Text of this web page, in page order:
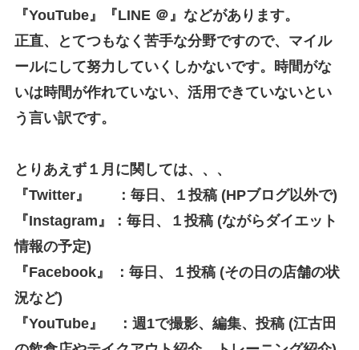
『YouTube』『LINE ＠』などがあります。
正直、とてつもなく苦手な分野ですので、マイル
ールにして努力していくしかないです。時間がな
いは時間が作れていない、活用できていないとい
う言い訳です。
とりあえず１月に関しては、、、
『Twitter』 ：毎日、１投稿 (HPブログ以外で)
『Instagram』：毎日、１投稿 (ながらダイエット
情報の予定)
『Facebook』 ：毎日、１投稿 (その日の店舗の状
況など)
『YouTube』 ：週1で撮影、編集、投稿 (江古田